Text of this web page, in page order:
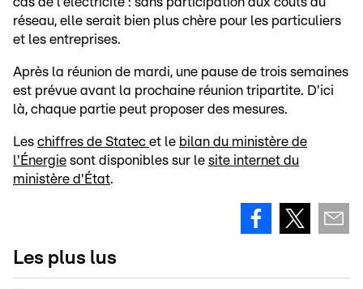
réseau, elle serait bien plus chère pour les particuliers
et les entreprises.
Après la réunion de mardi, une pause de trois semaines
est prévue avant la prochaine réunion tripartite. D'ici
là, chaque partie peut proposer des mesures.
Les chiffres de Statec et le bilan du ministère de
l'Énergie sont disponibles sur le site internet du
ministère d'État.
Les plus lus